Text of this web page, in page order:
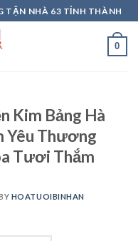
TẬN NHÀ 63 TỈNH THÀNH
0
Kim Bảng Hà
Yêu Thương
Tươi Thắm
HOATUOIBINHAN